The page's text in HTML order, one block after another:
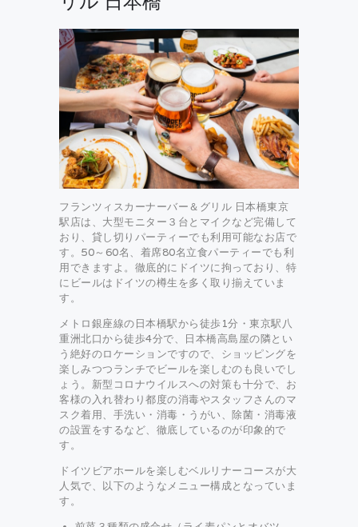
フランツィスカーナーバー＆グリル 日本橋東京
駅店は、大型モニター３台とマイクなど完備して
おり、貸し切りパーティーでも利用可能なお店で
す。50～60名、着席80名立食パーティーでも利
用できますよ。徹底的にドイツに拘っており、特
にビールはドイツの樽生を多く取り揃えていま
す。
メトロ銀座線の日本橋駅から徒歩1分・東京駅八
重洲北口から徒歩4分で、日本橋高島屋の隣とい
う絶好のロケーションですので、ショッピングを
楽しみつつランチでビールを楽しむのも良いでし
ょう。新型コロナウイルスへの対策も十分で、お
客様の入れ替わり都度の消毒やスタッフさんのマ
スク着用、手洗い・消毒・うがい、除菌・消毒液
の設置をするなど、徹底しているのが印象的で
す。
ドイツビアホールを楽しむベルリナーコースが大
人気で、以下のようなメニュー構成となっていま
す。